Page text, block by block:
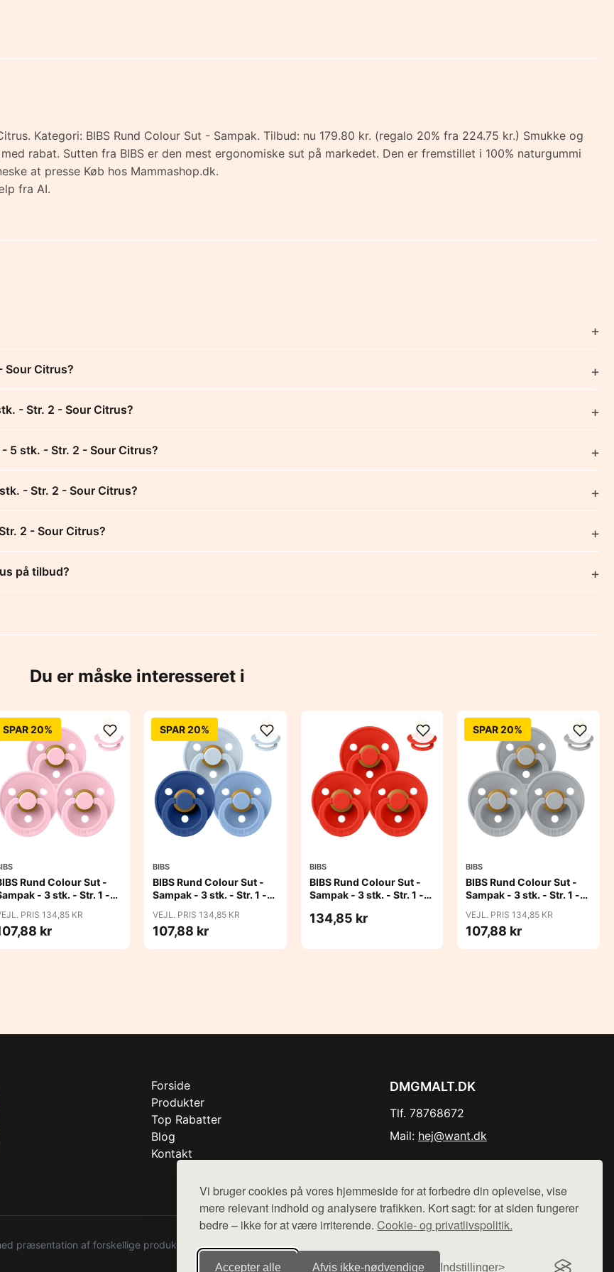
Vi bruger cookies på vores hjemmeside for at forbedre din oplevelse, vise
mere relevant indhold og analysere trafikken. Kort sagt: for at siden fungerer
bedre – ikke for at være irriterende. Cookie- og privatlivspolitik.
Accepter alle Afvis ikke‑nødvendige Indstillinger
Kategori: BIBS Rund Colour Sut - Sampak. Tilbud: nu 179.80 kr. (regalo 20% fra 224.75 kr.) Smukke og
rabat. Sutten fra BIBS er den mest ergonomiske sut på markedet. Den er fremstillet i 100% naturgummi
at presse Køb hos Mammashop.dk.
fra AI.
Sour Citrus?
- Str. 2 - Sour Citrus?
5 stk. - Str. 2 - Sour Citrus?
- Str. 2 - Sour Citrus?
2 - Sour Citrus?
på tilbud?
Du er måske interesseret i
SPAR 20%
Rund Colour Sut -
- 3 stk. - Str. 1 -
PRIS 134,85 KR
kr
SPAR 20%
BIBS
BIBS Rund Colour Sut -
Sampak - 3 stk. - Str. 1 -
VEJL. PRIS 134,85 KR
107,88 kr
BIBS
BIBS Rund Colour Sut -
Sampak - 3 stk. - Str. 1 -
134,85 kr
SPAR 20%
BIBS
BIBS Rund Colour Sut -
Sampak - 3 stk. - Str. 1 -
VEJL. PRIS 134,85 KR
107,88 kr
Forside
Produkter
Top Rabatter
Blog
Kontakt
DMGMALT.DK
Tlf. 78768672
Mail: hej@want.dk
præsentation af forskellige produkter fra diverse webshops. Der sælges ikke varer fra denne side - vi henviser til de shops,